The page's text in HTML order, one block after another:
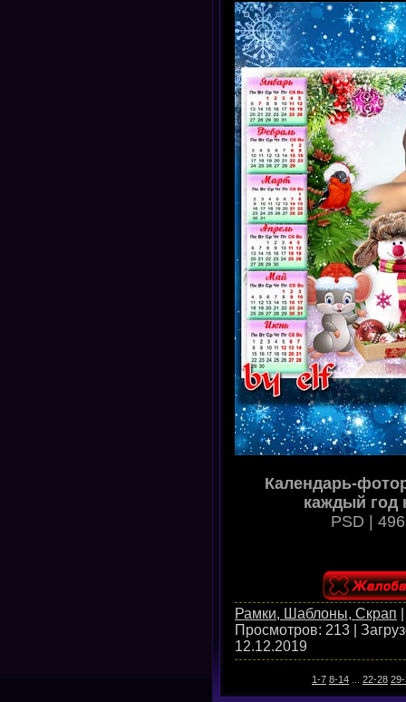
Календарь-
каждый год
PSD |
Рамки, Шаблоны, Скрап
Просмотров: 213
12.12.2019
1-7 8-14 22-28